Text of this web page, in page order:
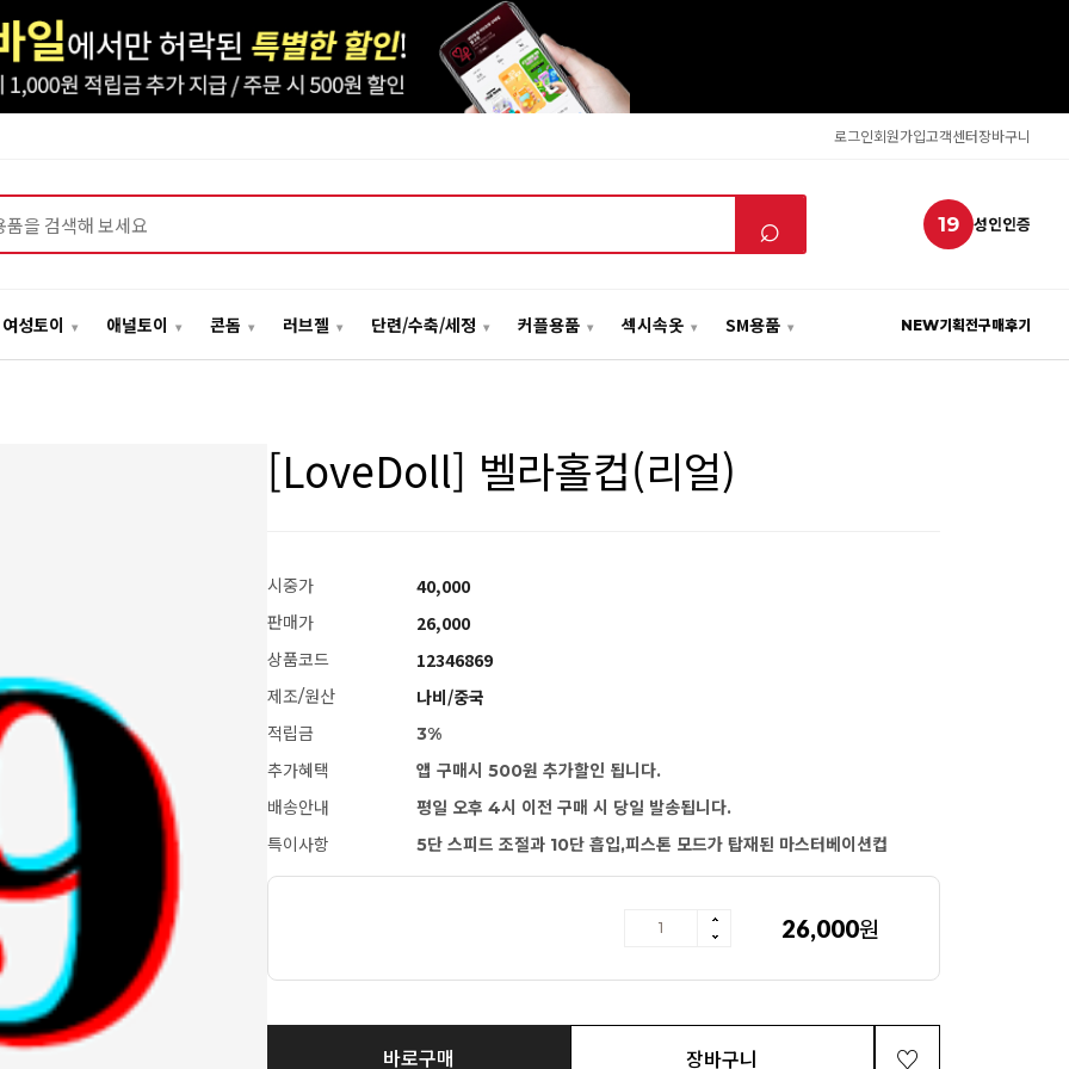
로그인회원가입고객센터장바구니
⌕ 19 성인인증
여성토이 애널토이 콘돔 러브젤 단련/수축/세정 커플용품 섹시속옷 SM용품 NEW기획전구매후기
[LoveDoll] 벨라홀컵(리얼)
시중가 40,000
판매가 26,000
상품코드 12346869
제조/원산 나비/중국
적립금
3%
추가혜택
앱 구매시 500원 추가할인 됩니다.
배송안내
평일 오후 4시 이전 구매 시 당일 발송됩니다.
특이사항
5단 스피드 조절과 10단 흡입,피스톤 모드가 탑재된 마스터베이션컵
26,000원
바로구매 장바구니